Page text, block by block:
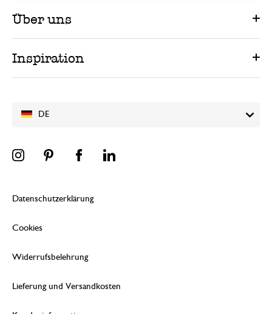
DE
Über uns
Inspiration
Datenschutzerklärung
Cookies
Widerrufsbelehrung
Lieferung und Versandkosten